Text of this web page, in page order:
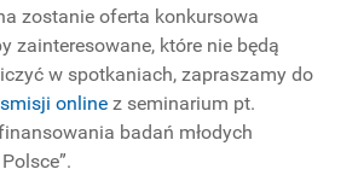
zostanie oferta konkursowa
zainteresowane, które nie będą
w spotkaniach, zapraszamy do
online z seminarium pt.
badań młodych